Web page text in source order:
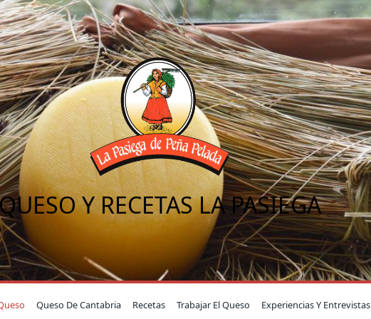
Y RECETAS LA PASIEGA
Queso De Cantabria Recetas Trabajar El Queso Experiencias Y Entrevistas